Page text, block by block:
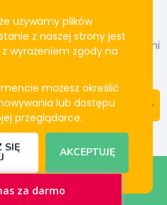
Bądź na bieżąco z naszymi
i projektami.
używamy plików
z naszej strony jest
wyrażeniem zgody na
możesz określić
lub dostępu
przeglądarce.
SIĘ AKCEPTUJĘ
za darmo